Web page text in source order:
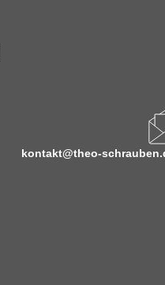
kontakt@theo-